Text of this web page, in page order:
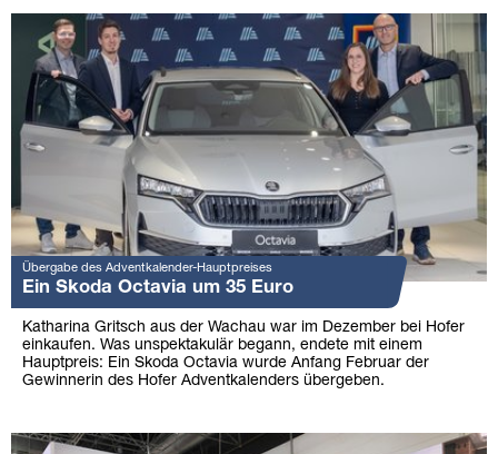
Übergabe des Adventkalender-Hauptpreises
Ein Skoda Octavia um 35 Euro
Katharina Gritsch aus der Wachau war im Dezember bei Hofer
einkaufen. Was unspektakulär begann, endete mit einem
Hauptpreis: Ein Skoda Octavia wurde Anfang Februar der
Gewinnerin des Hofer Adventkalenders übergeben.